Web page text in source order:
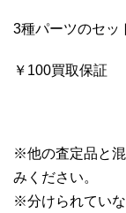
3種パーツのセッ
￥100買取保証
※他の査定品と
みください。
※分けられていな